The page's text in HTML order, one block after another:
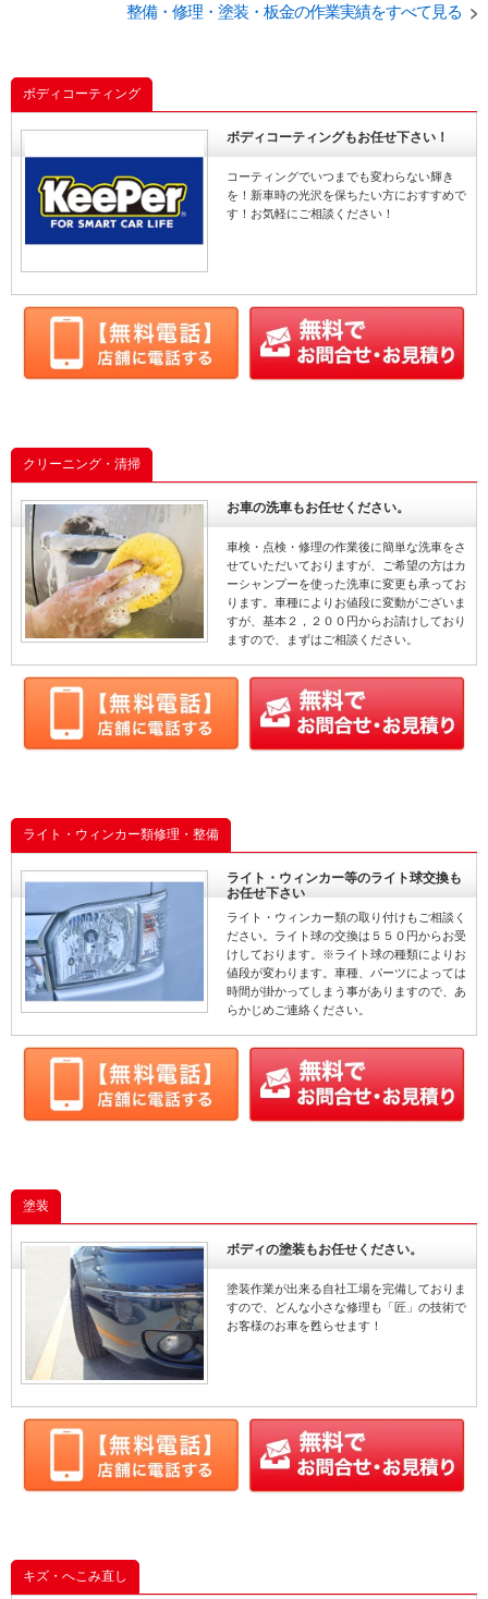
た。以前に一度消去した
た。
整備・修理・塗装・板金の作業実績をすべて見る
ボディコーティング
ボディコーティングもお任せ下さい！
コーティングでいつまでも変わらない輝き
を！新車時の光沢を保ちたい方におすすめで
す！お気軽にご相談ください！
クリーニング・清掃
お車の洗車もお任せください。
車検・点検・修理の作業後に簡単な洗車をさ
せていただいておりますが、ご希望の方はカ
ーシャンプーを使った洗車に変更も承ってお
ります。車種によりお値段に変動がございま
すが、基本２，２００円からお請けしており
ますので、まずはご相談ください。
ライト・ウィンカー類修理・整備
ライト・ウィンカー等のライト球交換も
お任せ下さい
ライト・ウィンカー類の取り付けもご相談く
ださい。ライト球の交換は５５０円からお受
けしております。※ライト球の種類によりお
値段が変わります。車種、パーツによっては
時間が掛かってしまう事がありますので、あ
らかじめご連絡ください。
塗装
ボディの塗装もお任せください。
塗装作業が出来る自社工場を完備しておりま
すので、どんな小さな修理も「匠」の技術で
お客様のお車を甦らせます！
キズ・へこみ直し